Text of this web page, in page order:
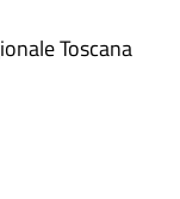
Toscana